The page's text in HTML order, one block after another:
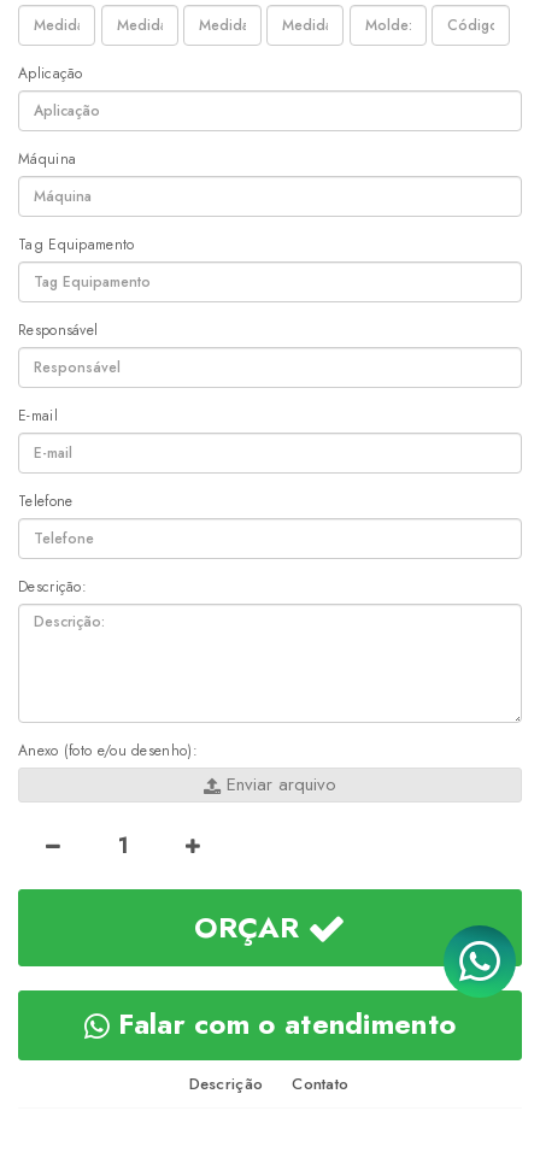
Aplicação
Máquina
Tag Equipamento
Responsável
E-mail
Telefone
Descrição:
Anexo (foto e/ou desenho):
Enviar arquivo
ORÇAR
Falar com o atendimento
Descrição Contato